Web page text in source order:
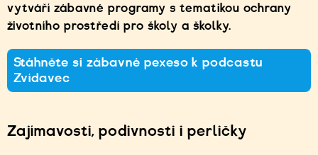
vytváří zábavné programy s tematikou ochrany
životního prostředí pro školy a školky.
Stáhněte si zábavné pexeso k podcastu
Zvídavec
Zajímavosti, podivnosti i perličky